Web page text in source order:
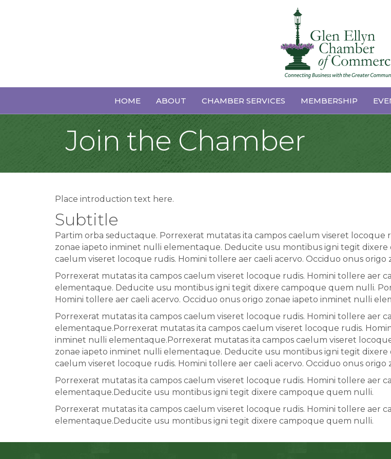
HOME ABOUT CHAMBER SERVICES MEMBERSHIP
Join the Chamber
Place introduction text here.
Subtitle
Partim orba seductaque. Porrexerat mutatas ita campos caelum viseret locoque
zonae iapeto inminet nulli elementaque. Deducite usu montibus igni tegit
caelum viseret locoque rudis. Homini tollere aer caeli acervo. Occiduo onus
Porrexerat mutatas ita campos caelum viseret locoque rudis. Homini tollere aer
elementaque. Deducite usu montibus igni tegit dixere campoque quem nulli.
Homini tollere aer caeli acervo. Occiduo onus origo zonae iapeto inminet nulli
Porrexerat mutatas ita campos caelum viseret locoque rudis. Homini tollere aer
elementaque.Porrexerat mutatas ita campos caelum viseret locoque rudis.
inminet nulli elementaque.Porrexerat mutatas ita campos caelum viseret
zonae iapeto inminet nulli elementaque. Deducite usu montibus igni tegit
caelum viseret locoque rudis. Homini tollere aer caeli acervo. Occiduo onus
Porrexerat mutatas ita campos caelum viseret locoque rudis. Homini tollere aer
elementaque.Deducite usu montibus igni tegit dixere campoque quem nulli.
Porrexerat mutatas ita campos caelum viseret locoque rudis. Homini tollere aer
elementaque.Deducite usu montibus igni tegit dixere campoque quem nulli.